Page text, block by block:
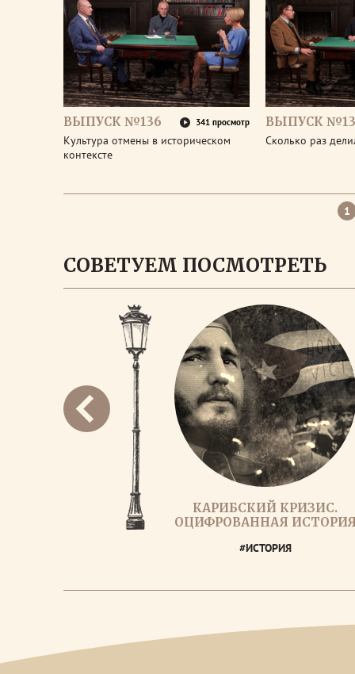
ВЫПУСК №136 341 просмотр
Культура отмены в историческом
контексте
ВЫПУСК
Сколько раз
1
СОВЕТУЕМ ПОСМОТРЕТЬ
КАРИБСКИЙ КРИЗИС.
ОЦИФРОВАННАЯ
#ИСТОРИЯ